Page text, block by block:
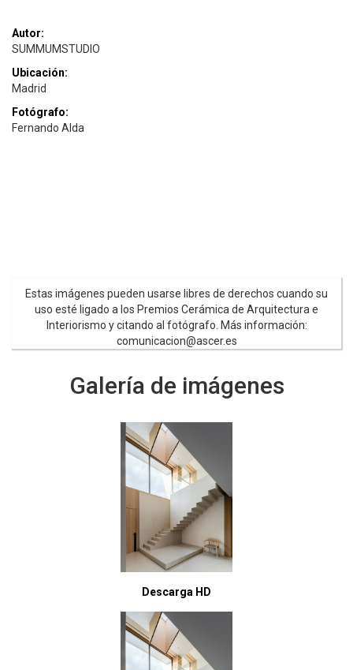
Autor:
SUMMUMSTUDIO
Ubicación:
Madrid
Fotógrafo:
Fernando Alda
Estas imágenes pueden usarse libres de derechos cuando su
uso esté ligado a los Premios Cerámica de Arquitectura e
Interiorismo y citando al fotógrafo. Más información:
comunicacion@ascer.es
Galería de imágenes
Descarga HD